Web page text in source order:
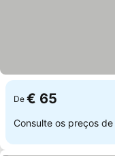
De € 65
Consulte os preços de